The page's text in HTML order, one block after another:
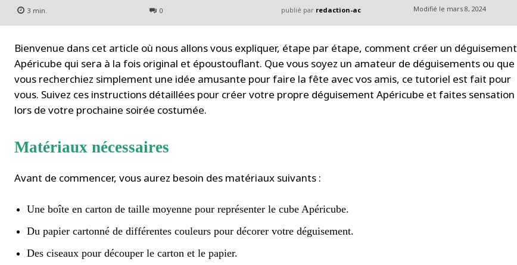
3 min. 0 publié par redaction-ac Modifié le mars 8, 2024
Bienvenue dans cet article où nous allons vous expliquer, étape par étape, comment créer un déguisement
Apéricube qui sera à la fois original et époustouflant. Que vous soyez un amateur de déguisements ou que
vous recherchiez simplement une idée amusante pour faire la fête avec vos amis, ce tutoriel est fait pour
vous. Suivez ces instructions détaillées pour créer votre propre déguisement Apéricube et faites sensation
lors de votre prochaine soirée costumée.
Matériaux nécessaires
Avant de commencer, vous aurez besoin des matériaux suivants :
Une boîte en carton de taille moyenne pour représenter le cube Apéricube.
Du papier cartonné de différentes couleurs pour décorer votre déguisement.
Des ciseaux pour découper le carton et le papier.